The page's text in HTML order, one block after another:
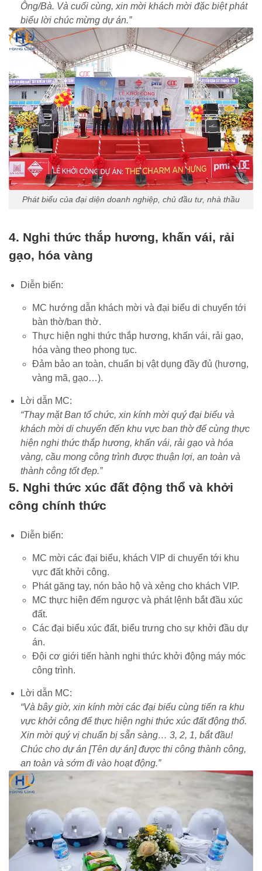
Ông/Bà. Và cuối cùng, xin mời khách mời đặc biệt phát
biểu lời chúc mừng dự án.”
Phát biểu của đại diện doanh nghiệp, chủ đầu tư, nhà thầu
4. Nghi thức thắp hương, khấn vái, rải
gạo, hóa vàng
Diễn biến:
MC hướng dẫn khách mời và đại biểu di chuyển tới
bàn thờ/ban thờ.
Thực hiện nghi thức thắp hương, khấn vái, rải gạo,
hóa vàng theo phong tục.
Đảm bảo an toàn, chuẩn bị vật dụng đầy đủ (hương,
vàng mã, gạo…).
Lời dẫn MC:
“Thay mặt Ban tổ chức, xin kính mời quý đại biểu và
khách mời di chuyển đến khu vực ban thờ để cùng thực
hiện nghi thức thắp hương, khấn vái, rải gạo và hóa
vàng, cầu mong công trình được thuận lợi, an toàn và
thành công tốt đẹp.”
5. Nghi thức xúc đất động thổ và khởi
công chính thức
Diễn biến:
MC mời các đại biểu, khách VIP di chuyển tới khu
vực đất khởi công.
Phát găng tay, nón bảo hộ và xẻng cho khách VIP.
MC thực hiện đếm ngược và phát lệnh bắt đầu xúc
đất.
Các đại biểu xúc đất, biểu trưng cho sự khởi đầu dự
án.
Đội cơ giới tiến hành nghi thức khởi động máy móc
công trình.
Lời dẫn MC:
“Và bây giờ, xin kính mời các đại biểu cùng tiến ra khu
vực khởi công để thực hiện nghi thức xúc đất động thổ.
Xin mời quý vị chuẩn bị sẵn sàng… 3, 2, 1, bắt đầu!
Chúc cho dự án [Tên dự án] được thi công thành công,
an toàn và sớm đi vào hoạt động.”